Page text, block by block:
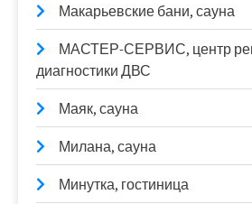
Макарьевские бани, сауна
МАСТЕР-СЕРВИС, центр
диагностики ДВС
Маяк, сауна
Милана, сауна
Минутка, гостиница